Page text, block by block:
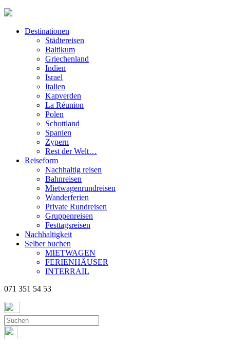
Destinationen
Städtereisen
Baltikum
Griechenland
Indien
Israel
Italien
Kapverden
La Réunion
Polen
Schottland
Spanien
Zypern
Rest der Welt…
Reiseform
Nachhaltig reisen
Bahnreisen
Mietwagenrundreisen
Wanderferien
Private Rundreisen
Gruppenreisen
Festtagsreisen
Nachhaltigkeit
Selber buchen
MIETWAGEN
FERIENHÄUSER
INTERRAIL
071 351 54 53